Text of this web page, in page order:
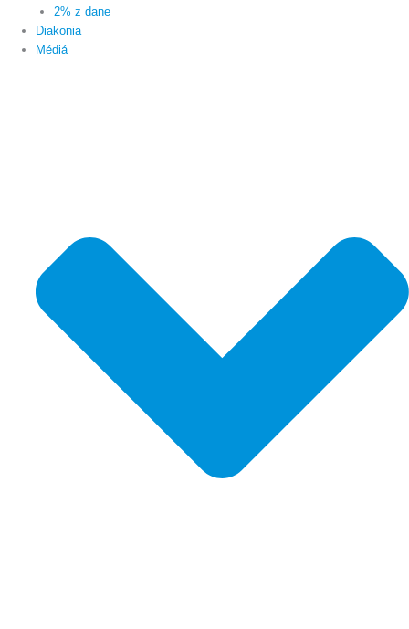
2% z dane
Diakonia
Médiá